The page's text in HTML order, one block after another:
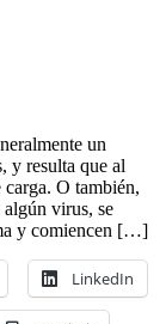
un
y resulta que al
O también,
algún virus, se
y comiencen […]
LinkedIn